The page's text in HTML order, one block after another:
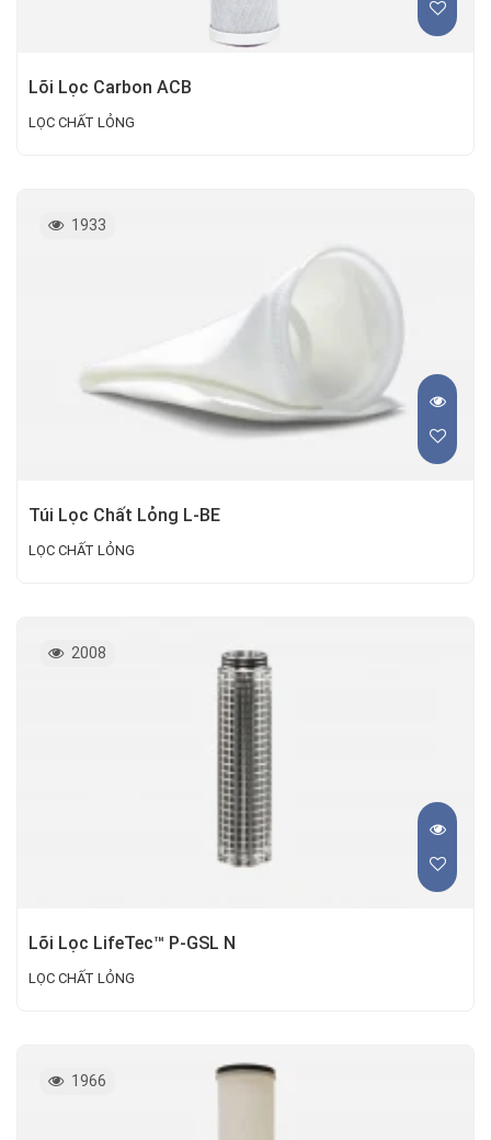
Lõi Lọc Carbon ACB
LỌC CHẤT LỎNG
1933
Túi Lọc Chất Lỏng L-BE
LỌC CHẤT LỎNG
2008
Lõi Lọc LifeTec™ P-GSL N
LỌC CHẤT LỎNG
1966